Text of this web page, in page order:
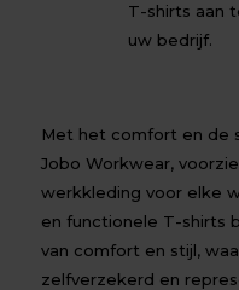
T-shirts aan
uw bedrijf.
Met het comfort en de
Jobo Workwear,
werkkleding voor elke
en functionele T-shirts
van comfort en stijl,
zelfverzekerd en